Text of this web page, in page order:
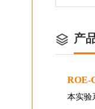
产
ROE-
本实验